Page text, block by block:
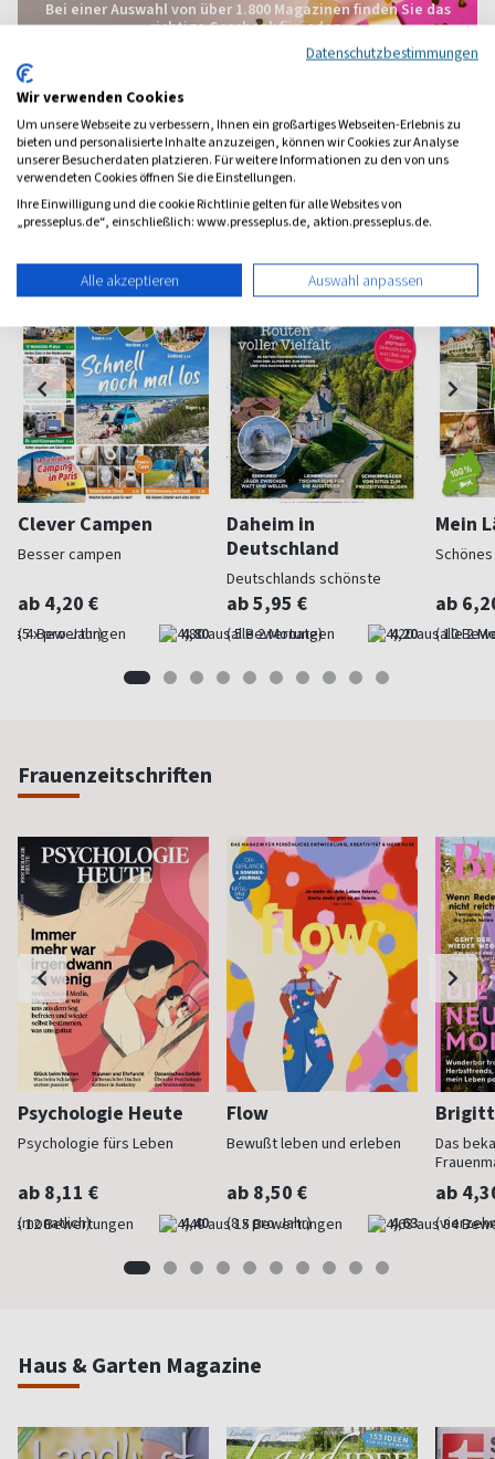
Bei einer Auswahl von über 1.800 Magazinen finden Sie das
richtige Geschenk für jeden.
zum Geschenkabo-Finder
Weitere Reise-Region-Magazine
Clever Campen
Besser campen
ab 4,20 €
(5 x pro Jahr) 4,80
Daheim in
Deutschland
Deutschlands schönste
Seiten
ab 5,95 €
(alle 2 Monate) 4,20
Mein
Schönes
ab
(alle 2
Frauenzeitschriften
Psychologie Heute
Psychologie fürs Leben
ab 8,11 €
(monatlich) 4,40
Flow
Bewußt leben und erleben
ab 8,50 €
(8 x pro Jahr) 4,63
Das
ab
Haus & Garten Magazine
Datenschutzbestimmungen
Wir verwenden Cookies
Um unsere Webseite zu verbessern, Ihnen ein großartiges Webseiten-Erlebnis zu
bieten und personalisierte Inhalte anzuzeigen, können wir Cookies zur Analyse
unserer Besucherdaten platzieren. Für weitere Informationen zu den von uns
verwendeten Cookies öffnen Sie die Einstellungen.
Ihre Einwilligung und die cookie Richtlinie gelten für alle Websites von
„presseplus.de“, einschließlich: www.presseplus.de, aktion.presseplus.de.
Alle akzeptieren Auswahl anpassen